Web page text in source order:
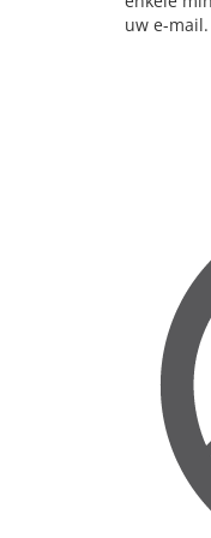
uw e-mail.